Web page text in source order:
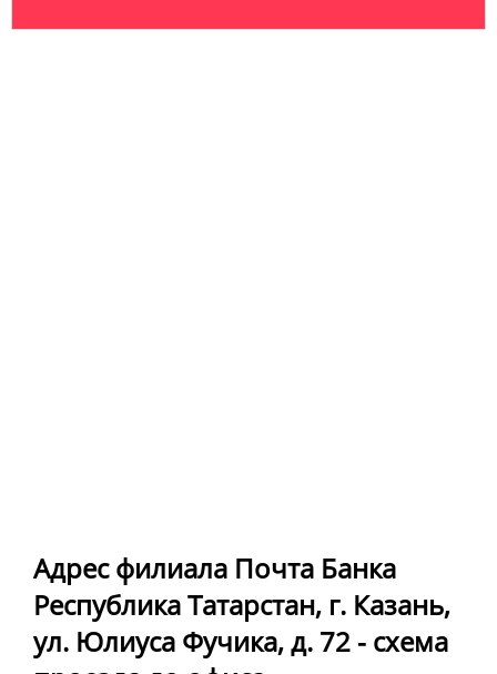
Адрес филиала Почта Банка
Республика Татарстан, г. Казань,
ул. Юлиуса Фучика, д. 72 - схема